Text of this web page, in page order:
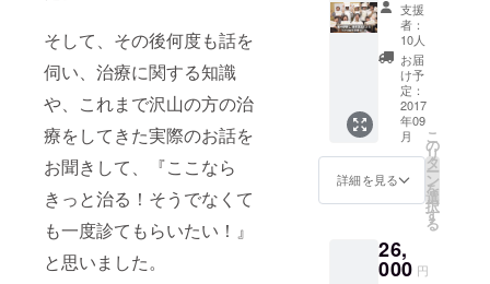
そして、その後何度も話を
伺い、治療に関する知識
や、これまで沢山の方の治
療をしてきた実際のお話を
お聞きして、『ここなら
きっと治る！そうでなくて
も一度診てもらいたい！』
と思いました。
OK!
を基に
作られ
た強み
（才
能）診
断ツー
ルを使
用し、
34の資
質から
あなた
の強み
能）
トップ5
支援
者：
10人
お届
け予
定：
2017
年09
月
詳細を見る
こ
の
リ
タ
ー
ン
を
選
択
す
る
26,
000 円